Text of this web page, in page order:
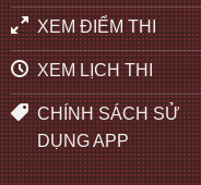
XEM ĐIỂM THI
XEM LỊCH THI
CHÍNH SÁCH SỬ
DỤNG APP